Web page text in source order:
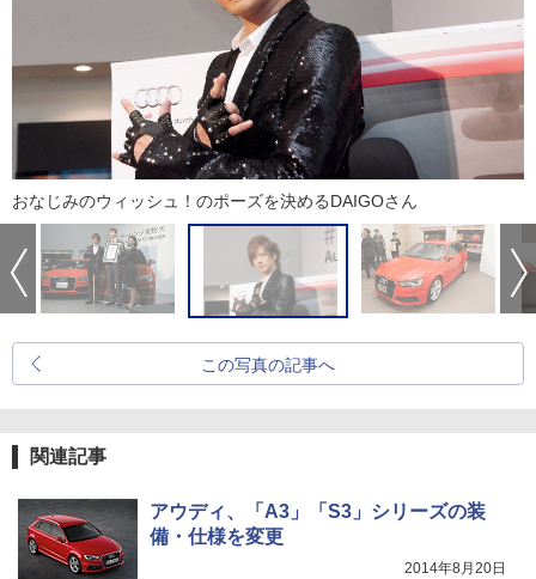
おなじみのウィッシュ！のポーズを決めるDAIGOさん
この写真の記事へ
関連記事
アウディ、「A3」「S3」シリーズの装
備・仕様を変更
2014年8月20日